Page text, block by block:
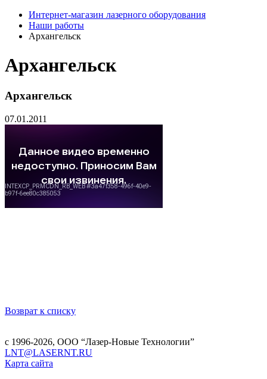
Интернет-магазин лазерного оборудования
Наши работы
Архангельск
Архангельск
Архангельск
07.01.2011
Возврат к списку
с 1996-2026, ООО “Лазер-Новые Технологии”
LNT@LASERNT.RU
Карта сайта